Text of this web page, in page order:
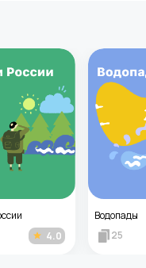
4.0
Водопады
25